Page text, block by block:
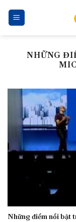
NHỮNG
Những điểm nổi bật